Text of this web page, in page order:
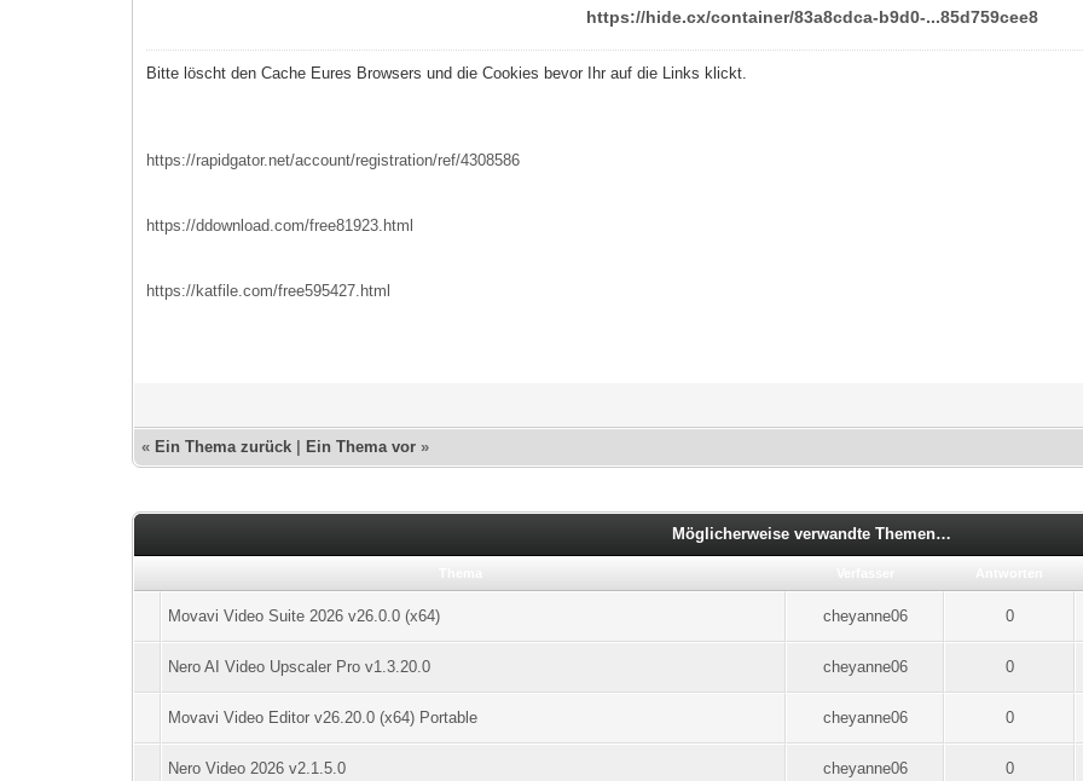
https://hide.cx/container/83a8cdca-b9d0-...85d759cee8
Bitte löscht den Cache Eures Browsers und die Cookies bevor Ihr auf die Links klickt.
https://rapidgator.net/account/registration/ref/4308586
https://ddownload.com/free81923.html
https://katfile.com/free595427.html
« Ein Thema zurück Ein Thema vor »
Möglicherweise verwandte Themen…
Movavi Video Suite 2026 v26.0.0 (x64) cheyanne06 0
Nero AI Video Upscaler Pro v1.3.20.0 cheyanne06 0
Movavi Video Editor v26.20.0 (x64) Portable cheyanne06 0
Nero Video 2026 v2.1.5.0 cheyanne06 0